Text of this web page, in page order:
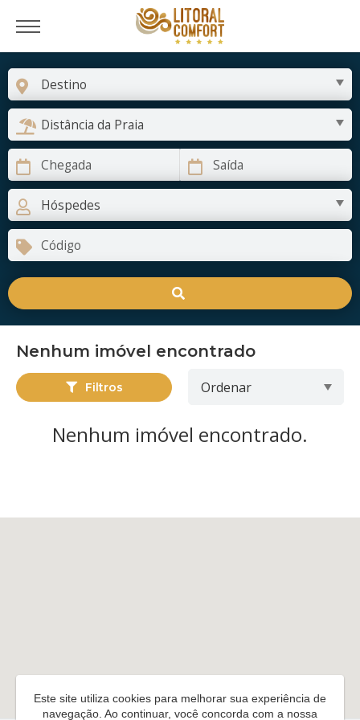
Nenhum imóvel encontrado
Filtros
Nenhum imóvel encontrado.
Este site utiliza cookies para melhorar sua experiência de
navegação. Ao continuar, você concorda com a nossa